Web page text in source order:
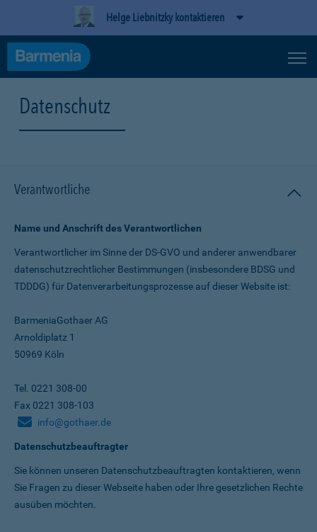
Helge Liebnitzky kontaktieren
Datenschutz
Verantwortliche
Name und Anschrift des Verantwortlichen
Verantwortlicher im Sinne der DS-GVO und anderer anwendbarer
datenschutz­rechtlicher Bestimmungen (insbesondere BDSG und
TDDDG) für Daten­verarbeitungs­prozesse auf dieser Website ist:
BarmeniaGothaer AG
Arnoldiplatz 1
50969 Köln
Tel. 0221 308-00
Fax 0221 308-103
info@gothaer.de
Datenschutzbeauftragter
Sie können unseren Datenschutz­beauftragten kontaktieren, wenn
Sie Fragen zu dieser Webseite haben oder Ihre gesetzlichen Rechte
ausüben möchten.